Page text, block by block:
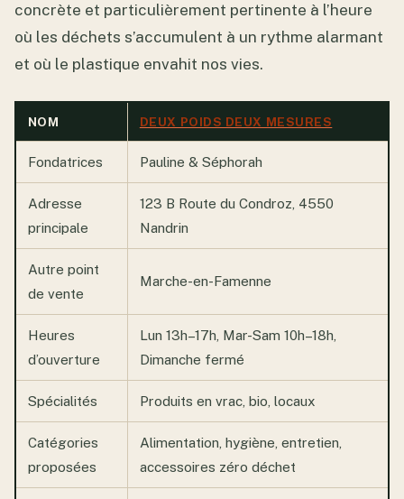
concrète et particulièrement pertinente à l’heure
où les déchets s’accumulent à un rythme alarmant
et où le plastique envahit nos vies.
NOM DEUX POIDS DEUX MESURES
Fondatrices Pauline & Séphorah
Adresse
principale
123 B Route du Condroz, 4550
Nandrin
Autre point
de vente
Marche-en-Famenne
Heures
d’ouverture
Lun 13h–17h, Mar-Sam 10h–18h,
Dimanche fermé
Spécialités Produits en vrac, bio, locaux
Catégories
proposées
Alimentation, hygiène, entretien,
accessoires zéro déchet